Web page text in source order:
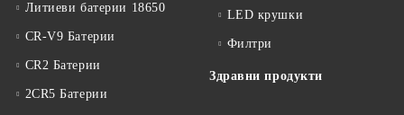
Литиеви батерии 18650
CR-V9 Батерии
CR2 Батерии
2CR5 Батерии
LED крушки
Филтри
Здравни продукти